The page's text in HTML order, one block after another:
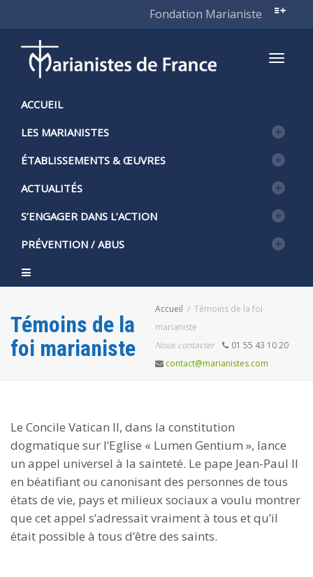
Fondation Marianiste
ACCUEIL
LES MARIANISTES
ÉTABLISSEMENTS & ŒUVRES
ACTUALITÉS
S’ENGAGER DANS L’ACTION
PRÉVENTION / ABUS
Témoins de la
foi marianiste
Accueil
Témoins de la foi
marianiste
Nous contacter
01 55 43 10 20
contact@marianistes.com
Le Concile Vatican II, dans la constitution
dogmatique sur l’Eglise « Lumen Gentium », lance
un appel universel à la sainteté. Le pape Jean-Paul II
en béatifiant ou canonisant des personnes de tous
états de vie, pays et milieux sociaux a voulu montrer
que cet appel s’adressait vraiment à tous et qu’il
était possible à tous d’être des saints.